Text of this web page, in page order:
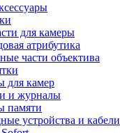
для камеры
атрибутика
части объектива
для камер
и журналы
памяти
устройства и кабели